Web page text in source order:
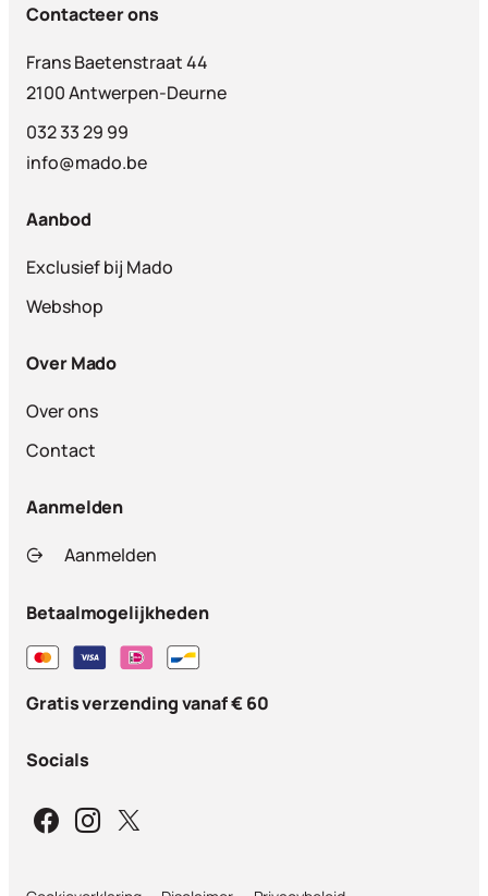
Contacteer ons
Frans Baetenstraat 44
2100 Antwerpen-Deurne
032 33 29 99
info@mado.be
Aanbod
Exclusief bij Mado
Webshop
Over Mado
Over ons
Contact
Aanmelden
Aanmelden
Betaalmogelijkheden
Gratis verzending vanaf € 60
Socials